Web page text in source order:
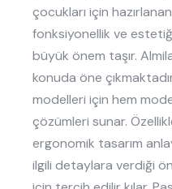
çocukları için
fonksiyonellik ve
büyük önem taşır.
konuda öne
modelleri için hem
çözümleri sunar.
ergonomik tasarım
ilgili detaylara verdiği